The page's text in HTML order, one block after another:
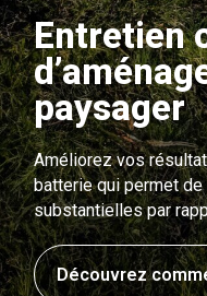
Entretien
paysager
Améliorez vos
batterie qui permet
substantielles par
Découvrez